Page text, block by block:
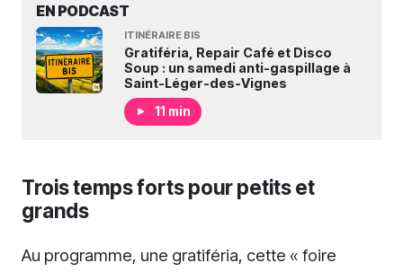
EN PODCAST
ITINÉRAIRE BIS
Gratiféria, Repair Café et Disco
Soup : un samedi anti-gaspillage à
Saint-Léger-des-Vignes
11 min
Trois temps forts pour petits et
grands
Au programme, une gratiféria, cette « foire